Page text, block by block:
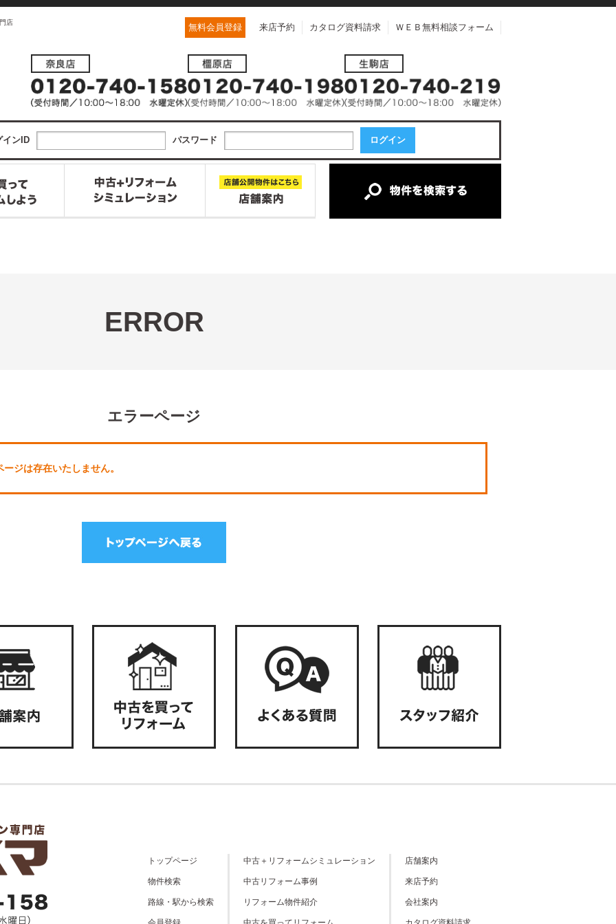
店 無料会員登録 来店予約 カタログ資料請求 ＷＥＢ無料相談フォーム
インID パスワード
ERROR
エラーページ
は存在いたしません。
トップページ
物件検索
路線・駅から検索
中古＋リフォームシミュレーション
中古リフォーム事例
リフォーム物件紹介
店舗案内
来店予約
会社案内